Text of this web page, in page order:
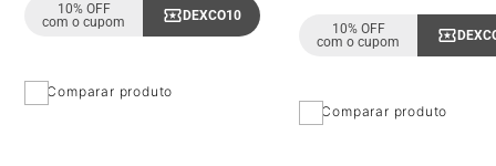
10% OFF
com o cupom
DEXCO10 Copiar Cupom
Comparar produto
10% OFF
com o cupom
Comparar produto